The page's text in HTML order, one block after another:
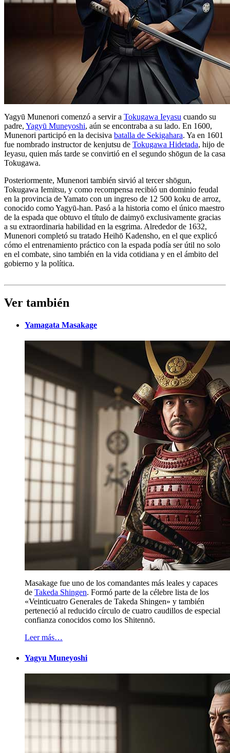
Yagyū Munenori comenzó a servir a Tokugawa Ieyasu cuando su
padre, Yagyū Muneyoshi, aún se encontraba a su lado. En 1600,
Munenori participó en la decisiva batalla de Sekigahara. Ya en 1601
fue nombrado instructor de kenjutsu de Tokugawa Hidetada, hijo de
Ieyasu, quien más tarde se convirtió en el segundo shōgun de la casa
Tokugawa.
Posteriormente, Munenori también sirvió al tercer shōgun,
Tokugawa Iemitsu, y como recompensa recibió un dominio feudal
en la provincia de Yamato con un ingreso de 12 500 koku de arroz,
conocido como Yagyū-han. Pasó a la historia como el único maestro
de la espada que obtuvo el título de daimyō exclusivamente gracias
a su extraordinaria habilidad en la esgrima. Alrededor de 1632,
Munenori completó su tratado Heihō Kadensho, en el que explicó
cómo el entrenamiento práctico con la espada podía ser útil no solo
en el combate, sino también en la vida cotidiana y en el ámbito del
gobierno y la política.
Ver también
Yamagata Masakage
Masakage fue uno de los comandantes más leales y capaces
de Takeda Shingen. Formó parte de la célebre lista de los
«Veinticuatro Generales de Takeda Shingen» y también
perteneció al reducido círculo de cuatro caudillos de especial
confianza conocidos como los Shitennō.
Leer más…
Yagyu Muneyoshi